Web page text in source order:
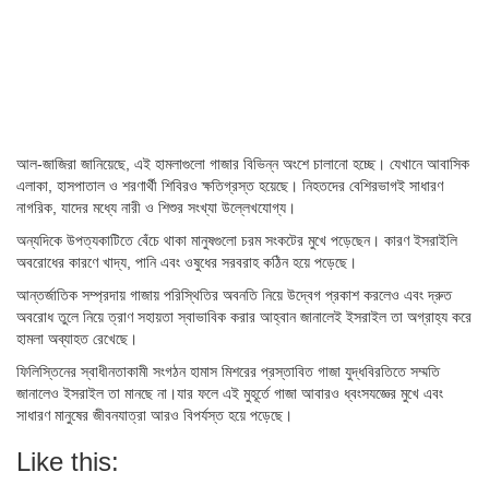
আল-জাজিরা জানিয়েছে, এই হামলাগুলো গাজার বিভিন্ন অংশে চালানো হচ্ছে। যেখানে আবাসিক
এলাকা, হাসপাতাল ও শরণার্থী শিবিরও ক্ষতিগ্রস্ত হয়েছে। নিহতদের বেশিরভাগই সাধারণ
নাগরিক, যাদের মধ্যে নারী ও শিশুর সংখ্যা উল্লেখযোগ্য।
অন্যদিকে উপত্যকাটিতে বেঁচে থাকা মানুষগুলো চরম সংকটের মুখে পড়েছেন। কারণ ইসরাইলি
অবরোধের কারণে খাদ্য, পানি এবং ওষুধের সরবরাহ কঠিন হয়ে পড়েছে।
আন্তর্জাতিক সম্প্রদায় গাজায় পরিস্থিতির অবনতি নিয়ে উদ্বেগ প্রকাশ করলেও এবং দ্রুত
অবরোধ তুলে নিয়ে ত্রাণ সহায়তা স্বাভাবিক করার আহ্বান জানালেই ইসরাইল তা অগ্রাহ্য করে
হামলা অব্যাহত রেখেছে।
ফিলিস্তিনের স্বাধীনতাকামী সংগঠন হামাস মিশরের প্রস্তাবিত গাজা যুদ্ধবিরতিতে সম্মতি
জানালেও ইসরাইল তা মানছে না।যার ফলে এই মুহূর্তে গাজা আবারও ধ্বংসযজ্ঞের মুখে এবং
সাধারণ মানুষের জীবনযাত্রা আরও বিপর্যস্ত হয়ে পড়েছে।
Like this: